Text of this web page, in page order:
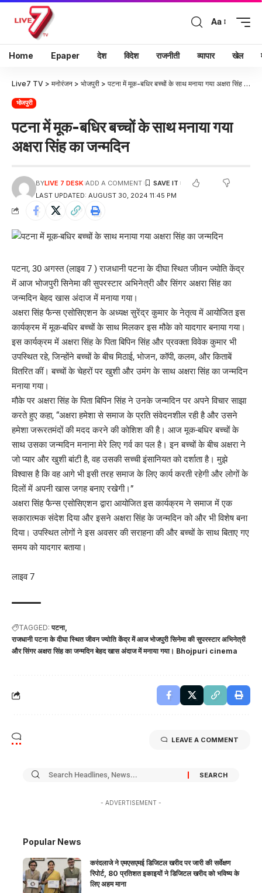
Aa
Home Epaper देश विदेश राजनीती व्यापार खेल
Live7 TV > मनोरंजन > भोजपुरी > पटना में मूक-बधिर बच्चों के साथ मनाया गया अक्षरा सिंह का जन्मदिन
भोजपुरी
पटना में मूक-बधिर बच्चों के साथ मनाया गया
अक्षरा सिंह का जन्मदिन
LAST UPDATED: AUGUST 30, 2024 11:45 PM
BYLIVE 7 DESK ADD A COMMENT
पटना, 30 अगस्त (लाइव 7 ) राजधानी पटना के दीघा स्थित जीवन ज्योति केंद्र
में आज भोजपुरी सिनेमा की सुपरस्टार अभिनेत्री और सिंगर अक्षरा सिंह का
जन्मदिन बेहद खास अंदाज में मनाया गया।
अक्षरा सिंह फैन्स एसोसिएशन के अध्यक्ष सुरेंद्र कुमार के नेतृत्व में आयोजित इस
कार्यक्रम में मूक-बधिर बच्चों के साथ मिलकर इस मौके को यादगार बनाया गया।
इस कार्यक्रम में अक्षरा सिंह के पिता बिपिन सिंह और प्रवक्ता विवेक कुमार भी
उपस्थित रहे, जिन्होंने बच्चों के बीच मिठाई, भोजन, कॉपी, कलम, और किताबें
वितरित कीं। बच्चों के चेहरों पर खुशी और उमंग के साथ अक्षरा सिंह का जन्मदिन
मनाया गया।
मौके पर अक्षरा सिंह के पिता बिपिन सिंह ने उनके जन्मदिन पर अपने विचार साझा
करते हुए कहा, “अक्षरा हमेशा से समाज के प्रति संवेदनशील रही है और उसने
हमेशा जरूरतमंदों की मदद करने की कोशिश की है। आज मूक-बधिर बच्चों के
साथ उसका जन्मदिन मनाना मेरे लिए गर्व का पल है। इन बच्चों के बीच अक्षरा ने
जो प्यार और खुशी बांटी है, वह उसकी सच्ची इंसानियत को दर्शाता है। मुझे
विश्वास है कि वह आगे भी इसी तरह समाज के लिए कार्य करती रहेगी और लोगों के
दिलों में अपनी खास जगह बनाए रखेगी।”
अक्षरा सिंह फैन्स एसोसिएशन द्वारा आयोजित इस कार्यक्रम ने समाज में एक
सकारात्मक संदेश दिया और इसने अक्षरा सिंह के जन्मदिन को और भी विशेष बना
दिया। उपस्थित लोगों ने इस अवसर की सराहना की और बच्चों के साथ बिताए गए
समय को यादगार बताया।
लाइव 7
TAGGED: पटना
राजधानी पटना के दीघा स्थित जीवन ज्योति केंद्र में आज भोजपुरी सिनेमा की सुपरस्टार अभिनेत्री
और सिंगर अक्षरा सिंह का जन्मदिन बेहद खास अंदाज में मनाया गया। Bhojpuri cinema
LEAVE A COMMENT
- ADVERTISEMENT -
Popular News
करंदलाजे ने एमएसएमई डिजिटल खरीद पर जारी की सर्वेक्षण
रिपोर्ट, 80 प्रतिशत इकाइयों ने डिजिटल खरीद को भविष्य के
लिए अहम माना